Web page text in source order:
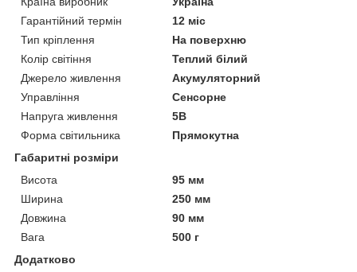
Гарантійний термін
12 міс
Тип кріплення
На поверхню
Колір світіння
Теплий білий
Джерело живлення
Акумуляторний
Управління
Сенсорне
Напруга живлення
5В
Форма світильника
Прямокутна
Габаритні розміри
Висота
95 мм
Ширина
250 мм
Довжина
90 мм
Вага
500 г
Додатково